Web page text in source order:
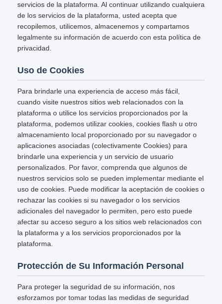
servicios de la plataforma. Al continuar utilizando cualquiera
de los servicios de la plataforma, usted acepta que
recopilemos, utilicemos, almacenemos y compartamos
legalmente su información de acuerdo con esta política de
privacidad.
Uso de Cookies
Para brindarle una experiencia de acceso más fácil,
cuando visite nuestros sitios web relacionados con la
plataforma o utilice los servicios proporcionados por la
plataforma, podemos utilizar cookies, cookies flash u otro
almacenamiento local proporcionado por su navegador o
aplicaciones asociadas (colectivamente Cookies) para
brindarle una experiencia y un servicio de usuario
personalizados. Por favor, comprenda que algunos de
nuestros servicios solo se pueden implementar mediante el
uso de cookies. Puede modificar la aceptación de cookies o
rechazar las cookies si su navegador o los servicios
adicionales del navegador lo permiten, pero esto puede
afectar su acceso seguro a los sitios web relacionados con
la plataforma y a los servicios proporcionados por la
plataforma.
Protección de Su Información Personal
Para proteger la seguridad de su información, nos
esforzamos por tomar todas las medidas de seguridad